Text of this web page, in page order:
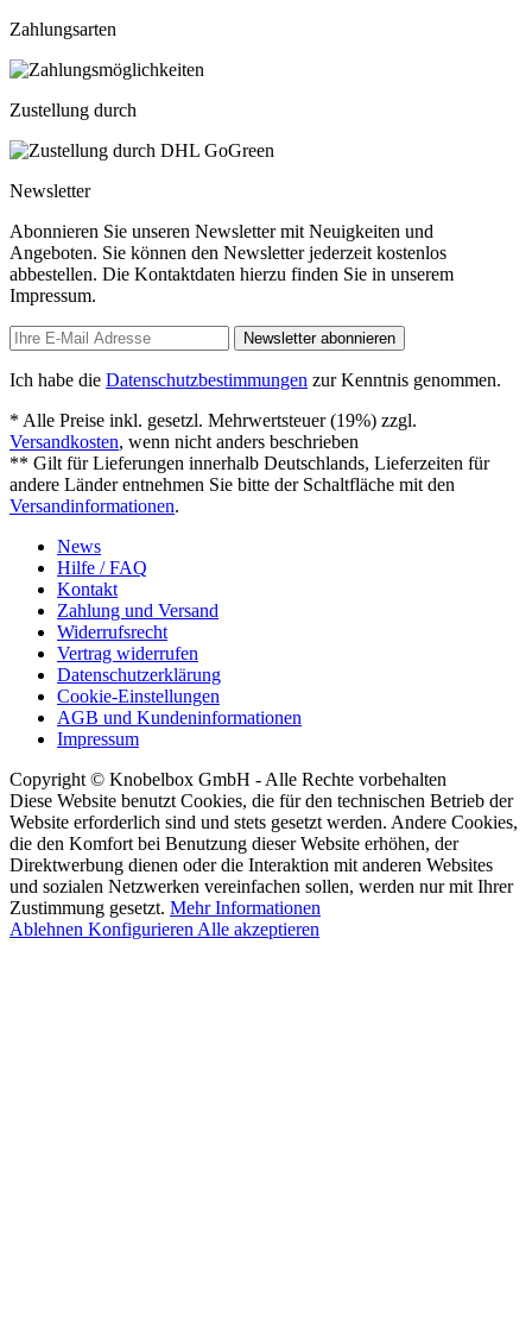
Zahlungsarten
Zustellung durch
Newsletter
Abonnieren Sie unseren Newsletter mit Neuigkeiten und
Angeboten. Sie können den Newsletter jederzeit kostenlos
abbestellen. Die Kontaktdaten hierzu finden Sie in unserem
Impressum.
Newsletter abonnieren
Ich habe die Datenschutzbestimmungen zur Kenntnis genommen.
* Alle Preise inkl. gesetzl. Mehrwertsteuer (19%) zzgl.
Versandkosten, wenn nicht anders beschrieben
** Gilt für Lieferungen innerhalb Deutschlands, Lieferzeiten für
andere Länder entnehmen Sie bitte der Schaltfläche mit den
Versandinformationen.
News
Hilfe / FAQ
Kontakt
Zahlung und Versand
Widerrufsrecht
Vertrag widerrufen
Datenschutzerklärung
Cookie-Einstellungen
AGB und Kundeninformationen
Impressum
Copyright © Knobelbox GmbH - Alle Rechte vorbehalten
Diese Website benutzt Cookies, die für den technischen Betrieb der
Website erforderlich sind und stets gesetzt werden. Andere Cookies,
die den Komfort bei Benutzung dieser Website erhöhen, der
Direktwerbung dienen oder die Interaktion mit anderen Websites
und sozialen Netzwerken vereinfachen sollen, werden nur mit Ihrer
Zustimmung gesetzt. Mehr Informationen
Ablehnen Konfigurieren Alle akzeptieren